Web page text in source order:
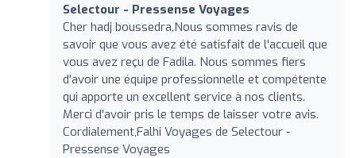
Selectour - Pressense Voyages
Cher hadj boussedra,Nous sommes ravis de
savoir que vous avez été satisfait de l'accueil que
vous avez reçu de Fadila. Nous sommes fiers
d'avoir une équipe professionnelle et compétente
qui apporte un excellent service à nos clients.
Merci d'avoir pris le temps de laisser votre avis.
Cordialement,Falhi Voyages de Selectour -
Pressense Voyages